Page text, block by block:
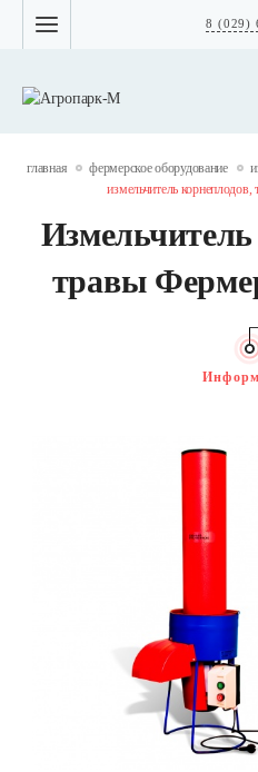
8 (029)
главная фермерское оборудование
измельчитель
травы